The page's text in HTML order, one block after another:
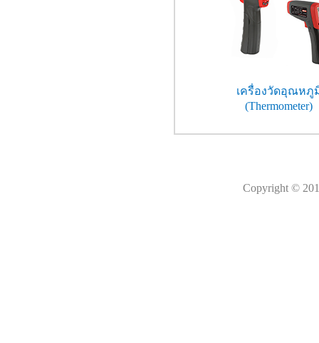
เครื่องวัดอุณหภู
(Thermometer)
Copyright ©